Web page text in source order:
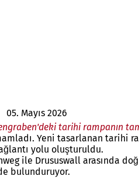
05. Mayıs 2026
tarihi rampanın
Yeni tasarlanan tarihi
yolu oluşturuldu.
ile Drususwall arasında
bulunduruyor.